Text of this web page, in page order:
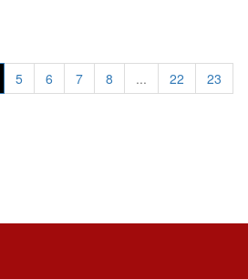
5 6 7 8 ... 22
23